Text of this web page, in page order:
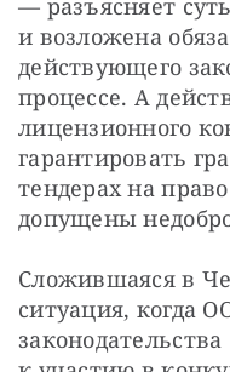
— разъясняет
и возложена
действующего
процессе. А
лицензионного
гарантировать
тендерах на
допущены
Сложившаяся в
ситуация, когда